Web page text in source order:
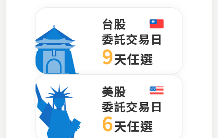
台股
委託交易日
9天任選
美股
委託交易日
6天任選